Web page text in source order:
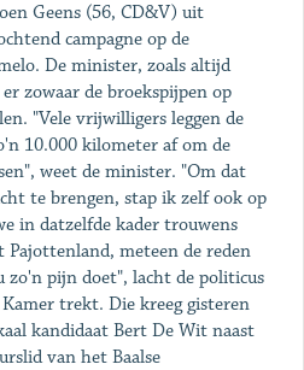
Geens (56, CD&V) uit
campagne op de
De minister, zoals altijd
zowaar de broekspijpen op
"Vele vrijwilligers leggen de
10.000 kilometer af om de
weet de minister. "Om dat
te brengen, stap ik zelf ook op
in datzelfde kader trouwens
meteen de reden
zo'n pijn doet", lacht de politicus
trekt. Die kreeg gisteren
kandidaat Bert De Wit naast
van het Baalse